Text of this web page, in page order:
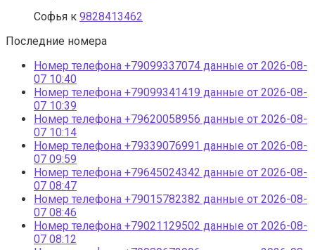
Софья к 9828413462
Последние номера
Номер телефона +79099337074 данные от 2026-08-
07 10:40
Номер телефона +79099341419 данные от 2026-08-
07 10:39
Номер телефона +79620058956 данные от 2026-08-
07 10:14
Номер телефона +79339076991 данные от 2026-08-
07 09:59
Номер телефона +79645024342 данные от 2026-08-
07 08:47
Номер телефона +79015782382 данные от 2026-08-
07 08:46
Номер телефона +79021129502 данные от 2026-08-
07 08:12